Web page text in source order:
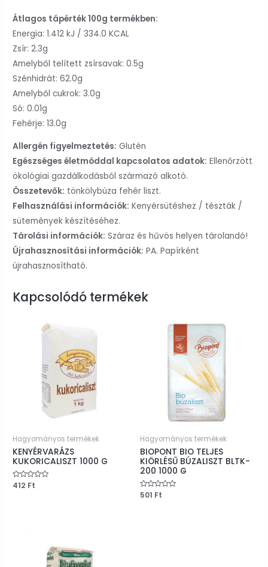
Átlagos tápérték 100g termékben:
Energia: 1.412 kJ / 334.0 KCAL
Zsír: 2.3g
Amelyből telített zsírsavak: 0.5g
Szénhidrát: 62.0g
Amelyből cukrok: 3.0g
Só: 0.01g
Fehérje: 13.0g
Allergén figyelmeztetés: Glutén
Egészséges életmóddal kapcsolatos adatok: Ellenőrzött
ökológiai gazdálkodásból származó alkotó.
Összetevők: tönkölybúza fehér liszt.
Felhasználási információk: Kenyérsütéshez / tészták /
sütemények készítéséhez.
Tárolási információk: Száraz és hűvös helyen tárolandó!
Újrahasznosítási információk: PA. Papírként
újrahasznosítható.
Kapcsolódó termékek
Hagyományos termékek
KENYÉRVARÁZS
KUKORICALISZT 1000 G
Értékelés:
412 Ft
Hagyományos termékek
BIOPONT BIO TELJES
KIÖRLÉSŰ BÚZALISZT BLTK-
200 1000 G
Értékelés:
501 Ft